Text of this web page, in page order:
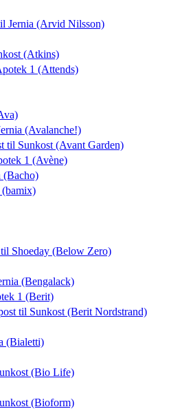
Jernia (Arvid Nilsson)
(Atkins)
1 (Attends)
(Avalanche!)
til Sunkost (Avant Garden)
1 (Avène)
(Bacho)
(bamix)
til Shoeday (Below Zero)
(Bengalack)
1 (Berit)
til Sunkost (Berit Nordstrand)
(Bialetti)
(Bio Life)
(Bioform)